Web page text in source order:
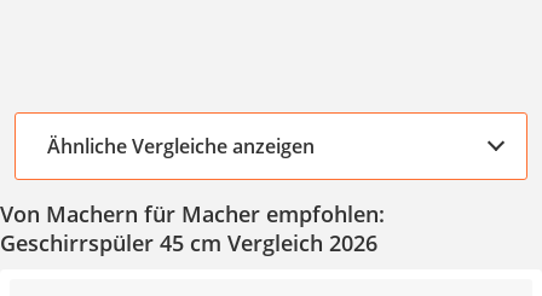
Ähnliche Vergleiche anzeigen
Von Machern für Macher empfohlen:
Geschirrspüler 45 cm Vergleich 2026